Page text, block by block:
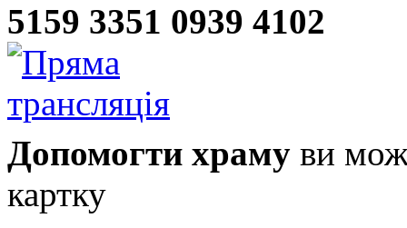
5159 3351 0939 4102
Допомогти храму ви
картку